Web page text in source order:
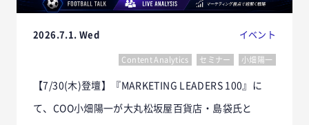
2026.7.1. Wed イベント
Content Analytics セミナー 小畑陽一
【7/30(木)登壇】『MARKETING LEADERS 100』に
て、COO小畑陽一が大丸松坂屋百貨店・島袋氏と